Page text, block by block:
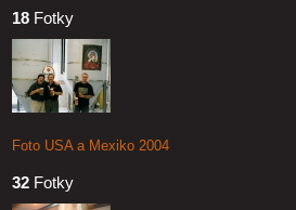
18 Fotky
Foto USA a Mexiko 2004
32 Fotky